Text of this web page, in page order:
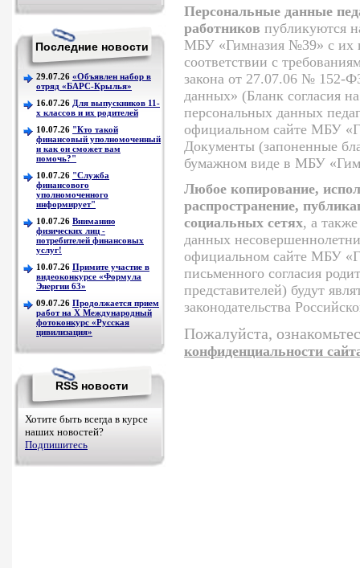
Персональные данные
работников публикуются
МБУ «Гимназия №39» с их
соответствии с
закона от 27.07.06 № 152-
данных» (Бланк согласия
персональных данных
официальном сайте МБУ
Документы (запоненные
бумажном виде в МБУ
Любое копирование,
распространение,
социальных сетях, а
данных
официальном сайте МБУ
письменного согласия
представителей) будут
законодательства
Пожалуйста,
конфиденциальности
Последние новости
29.07.26 «Объявлен набор в
отряд «БАРС-Крылья»
16.07.26 Для выпускников 11-
х классов и их родителей
10.07.26 "Кто такой
финансовый уполномоченный
и как он сможет вам
помочь?"
10.07.26 "Служба
финансового
уполномоченного
информирует"
10.07.26 Вниманию
физических лиц -
потребителей финансовых
услуг!
10.07.26 Примите участие в
видеоконкурсе «Формула
Энергии 63»
09.07.26 Продолжается прием
работ на Х Международный
фотоконкурс «Русская
цивилизация»
RSS новости
Хотите быть всегда в курсе
наших новостей?
Подпишитесь